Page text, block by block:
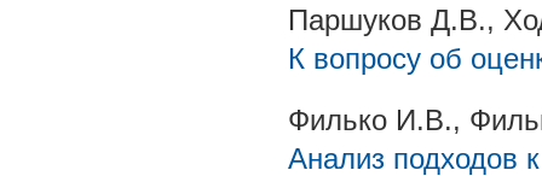
Паршуков Д.В.,
К вопросу об
Филько И.В.,
Анализ подходов